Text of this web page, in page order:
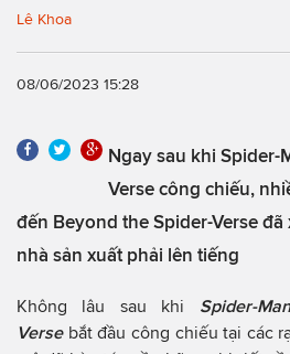
Lê Khoa
08/06/2023 15:28
Ngay sau khi Spider-
Verse công chiếu,
đến Beyond the Spider-Verse
nhà sản xuất phải lên tiếng
Không lâu sau khi Spider-
Versebắt đầu công chiếu tại các